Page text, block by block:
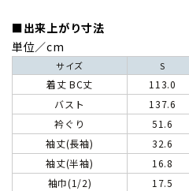
■出来上がり寸法
単位／cm
サイズ S
着丈 BC丈 113.0
バスト
137.6
衿ぐり
51.6
袖丈(長袖)
32.6
袖丈(半袖)
16.8
袖巾(1/2)
17.5